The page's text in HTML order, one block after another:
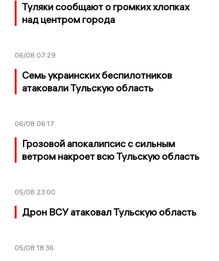
Туляки сообщают о громких хлопках
над центром города
06/08 07:29
Семь украинских беспилотников
атаковали Тульскую область
06/08 06:17
Грозовой апокалипсис с сильным
ветром накроет всю Тульскую область
05/08 23:00
Дрон ВСУ атаковал Тульскую область
05/08 18:36